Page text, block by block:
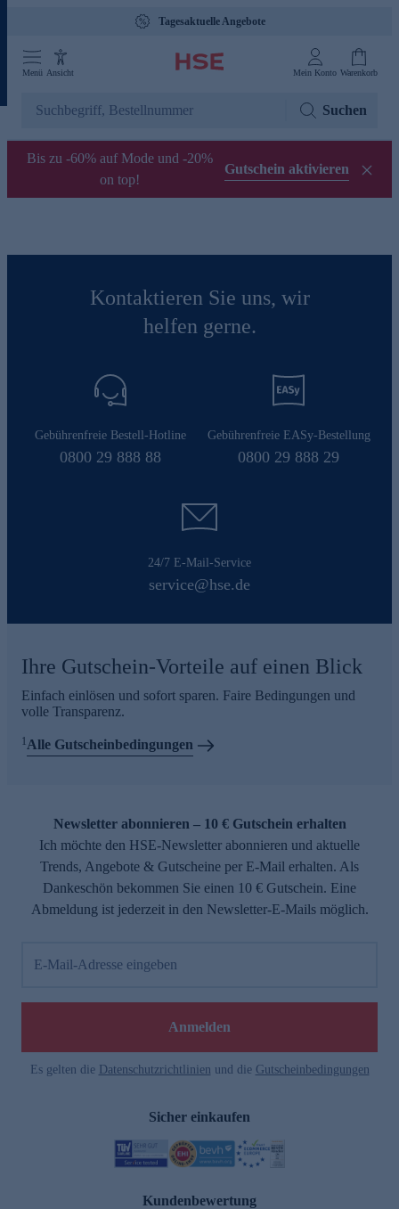
Tagesaktuelle Angebote
Menü Ansicht Mein Konto Warenkorb
Suchen
Bis zu -60% auf Mode und -20%
on top!
Gutschein aktivieren
Kontaktieren Sie uns, wir
helfen gerne.
Gebührenfreie Bestell-Hotline
0800 29 888 88
Gebührenfreie EASy-Bestellung
0800 29 888 29
24/7 E-Mail-Service
service@hse.de
Ihre Gutschein-Vorteile auf einen Blick
Einfach einlösen und sofort sparen. Faire Bedingungen und
volle Transparenz.
1Alle Gutscheinbedingungen
Newsletter abonnieren – 10 € Gutschein erhalten
Ich möchte den HSE-Newsletter abonnieren und aktuelle
Trends, Angebote & Gutscheine per E-Mail erhalten. Als
Dankeschön bekommen Sie einen 10 € Gutschein. Eine
Abmeldung ist jederzeit in den Newsletter-E-Mails möglich.
E-Mail-Adresse eingeben
Anmelden
Es gelten die Datenschutzrichtlinien und die Gutscheinbedingungen
Sicher einkaufen
Kundenbewertung